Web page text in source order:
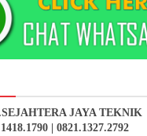
JAYA TEKNIK
| 0821.1327.2792